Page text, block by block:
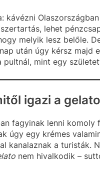
kávézni
lehet
melyik lesz belőle.
után úgy kérsz majd
pultnál, mint egy
igazi a
fagyinak lenni komoly
úgy egy krémes
kanalaznak a turisták.
nem hivalkodik –